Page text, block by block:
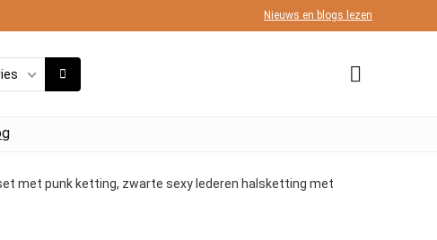
Nieuws en blogs lezen
met punk ketting, zwarte sexy lederen halsketting met